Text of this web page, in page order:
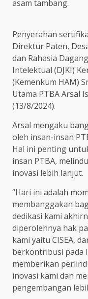
asam tambang.
Penyerahan
Direktur Paten,
dan Rahasia
Intelektual (DJKI)
(Kemenkum HAM)
Utama PTBA Arsal
(13/8/2024).
Arsal mengaku
oleh insan-insan
Hal ini penting
insan PTBA,
inovasi lebih lanjut.
“Hari ini adalah
membanggakan
dedikasi kami
diperolehnya hak
kami yaitu CISEA,
berkontribusi pada
memberikan
inovasi kami dan
pengembangan